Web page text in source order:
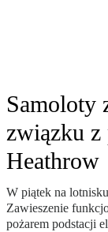
Samoloty
związku z
Heathrow
W piątek na
Zawieszenie
pożarem podstacji